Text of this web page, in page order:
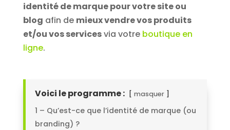
identité de marque pour votre site ou
blog afin de mieux vendre vos produits
et/ou vos servicesvia votre boutique en
ligne.
Voici le programme : masquer
1 – Qu’est-ce que l’identité de marque (ou
branding) ?